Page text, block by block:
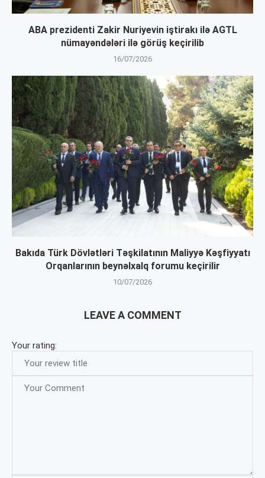
ABA prezidenti Zakir Nuriyevin iştirakı ilə AGTL
nümayəndələri ilə görüş keçirilib
16/07/2026
Bakıda Türk Dövlətləri Təşkilatının Maliyyə Kəşfiyyatı
Orqanlarının beynəlxalq forumu keçirilir
10/07/2026
LEAVE A COMMENT
Your rating: